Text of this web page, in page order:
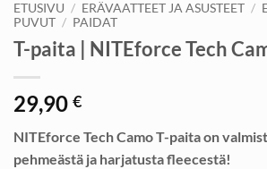
ETUSIVU / ERÄVAATTEET JA ASUSTEET /
PUVUT / PAIDAT
T-paita | NITEforce Tech
29,90 €
NITEforce Tech Camo T-paita on
pehmeästä ja harjatusta fleecestä!